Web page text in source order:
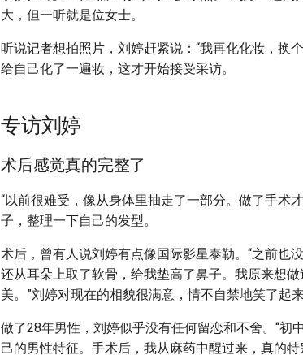
大，但一听就是位女士。
听说记者想拍照片，刘婷赶紧说：“我再化化妆，换
给自己化了一遍妆，这才开始接受采访。
专访刘婷
术后感觉真的完整了
“以前很难受，像从身体里抽走了一部分。做了手术
子，整理一下自己的发型。
术后，曾有人说刘婷有点像国际影星泰勒。“之前也
还从耳朵上取了软骨，给我垫高了鼻子。我原来想
美。”刘婷对现在的相貌很满意，情不自禁地笑了起来
做了28年男性，刘婷似乎没有任何留恋和不舍。“初
己的男性特征。手术后，我从麻药中醒过来，真的